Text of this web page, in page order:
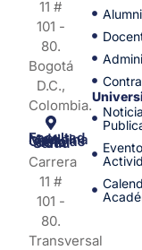
11 #
101 -
80.
Bogotá
D.C.,
Colombia.
Facultad de Medicina y Ciencias de la Salud
Carrera
11 #
101 -
80.
Transversal
Alumni